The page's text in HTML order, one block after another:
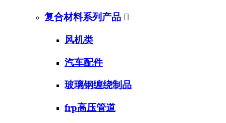
复合材料系列产品 
风机类
汽车配件
玻璃钢缠绕制品
frp高压管道